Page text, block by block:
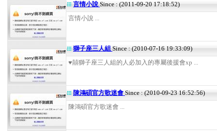
言情小說 Since : (2011-09-20 17:18:52)
言情小說 ...
獅子座三人組 Since : (2010-07-16 19:33:09)
♥囍獅子座三人組的人必加入的專屬後援會xp ...
陳鴻碩官方歌迷會 Since : (2010-09-23 16:52:56)
陳鴻碩官方歌迷會 ...